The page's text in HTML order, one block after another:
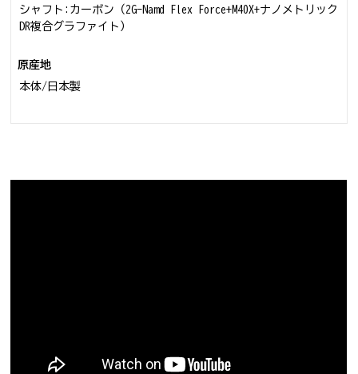
シャフト:カーボン（2G-Namd Flex Force+M40X+ナノメトリック
DR複合グラファイト）
原産地
本体/日本製